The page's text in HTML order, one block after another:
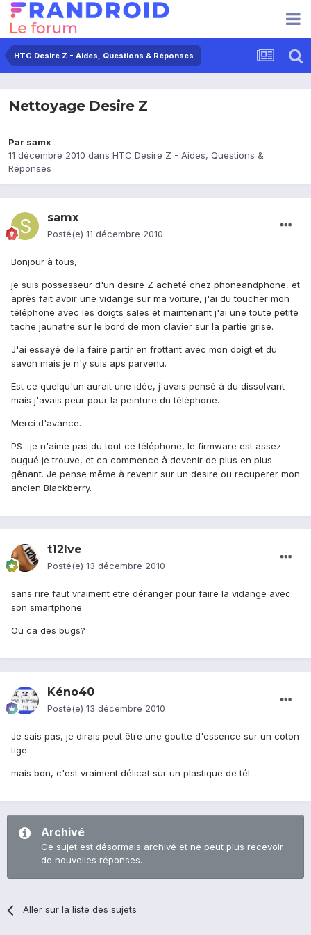
HTC Desire Z - Aides, Questions & Réponses
Nettoyage Desire Z
Par samx
11 décembre 2010 dans HTC Desire Z - Aides, Questions &
Réponses
samx
Posté(e) 11 décembre 2010
Bonjour à tous,
je suis possesseur d'un desire Z acheté chez phoneandphone, et
après fait avoir une vidange sur ma voiture, j'ai du toucher mon
téléphone avec les doigts sales et maintenant j'ai une toute petite
tache jaunatre sur le bord de mon clavier sur la partie grise.
J'ai essayé de la faire partir en frottant avec mon doigt et du
savon mais je n'y suis aps parvenu.
Est ce quelqu'un aurait une idée, j'avais pensé à du dissolvant
mais j'avais peur pour la peinture du téléphone.
Merci d'avance.
PS : je n'aime pas du tout ce téléphone, le firmware est assez
bugué je trouve, et ca commence à devenir de plus en plus
gênant. Je pense même à revenir sur un desire ou recuperer mon
ancien Blackberry.
t12lve
Posté(e) 13 décembre 2010
sans rire faut vraiment etre déranger pour faire la vidange avec
son smartphone
Ou ca des bugs?
Kéno40
Posté(e) 13 décembre 2010
Je sais pas, je dirais peut être une goutte d'essence sur un coton
tige.
mais bon, c'est vraiment délicat sur un plastique de tél...
Archivé
Ce sujet est désormais archivé et ne peut plus recevoir
de nouvelles réponses.
Aller sur la liste des sujets